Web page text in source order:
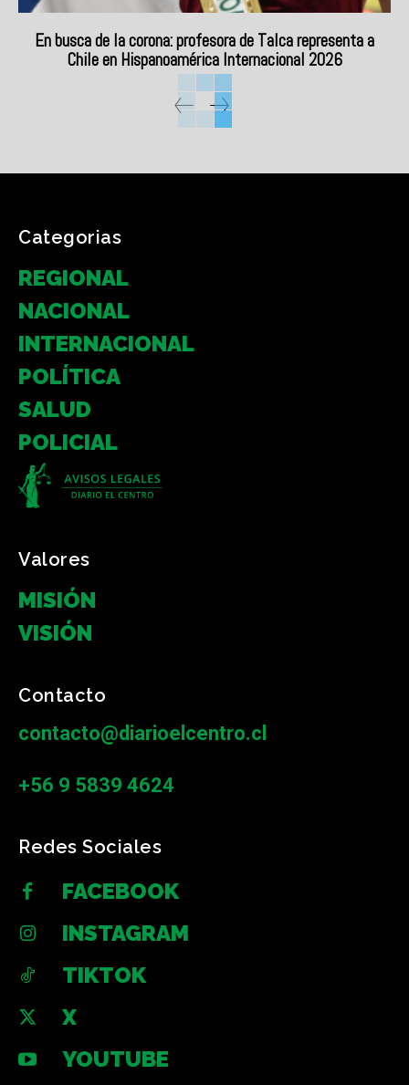
En busca de la corona: profesora de Talca representa a
Chile en Hispanoamérica Internacional 2026
Categorias
REGIONAL
NACIONAL
INTERNACIONAL
POLÍTICA
SALUD
POLICIAL
Valores
MISIÓN
VISIÓN
Contacto
contacto@diarioelcentro.cl
+56 9 5839 4624
Redes Sociales
FACEBOOK
INSTAGRAM
TIKTOK
X
YOUTUBE